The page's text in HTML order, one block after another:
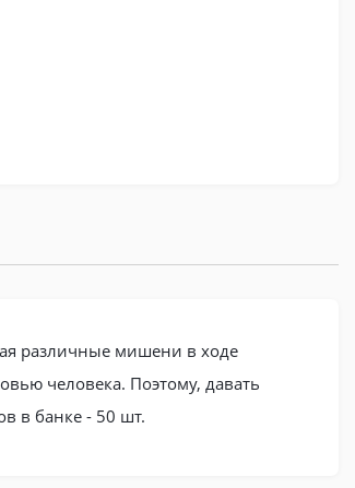
различные мишени в ходе
человека. Поэтому, давать
в банке - 50 шт.